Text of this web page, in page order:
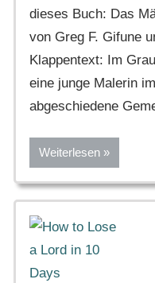
dieses Buch: Das
von Greg F. Gifune
Klappentext: Im
eine junge Malerin
abgeschiedene
Weiterlesen